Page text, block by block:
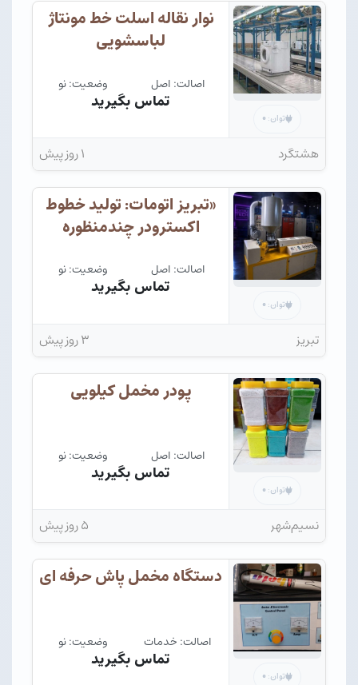
توان: ۰
نوار نقاله اسلت خط مونتاژ
لباسشویی
اصالت: اصل وضعیت: نو
تماس بگیرید
هشتگرد ۱ روز پیش
توان: ۰
«تبریز اتومات: تولید خطوط
اکسترودر چندمنظوره
اصالت: اصل وضعیت: نو
تماس بگیرید
تبریز ۳ روز پیش
توان: ۰
پودر مخمل کیلویی
اصالت: اصل وضعیت: نو
تماس بگیرید
نسیم‌شهر ۵ روز پیش
توان: ۰
دستگاه مخمل پاش حرفه ای
اصالت: خدمات وضعیت: نو
تماس بگیرید